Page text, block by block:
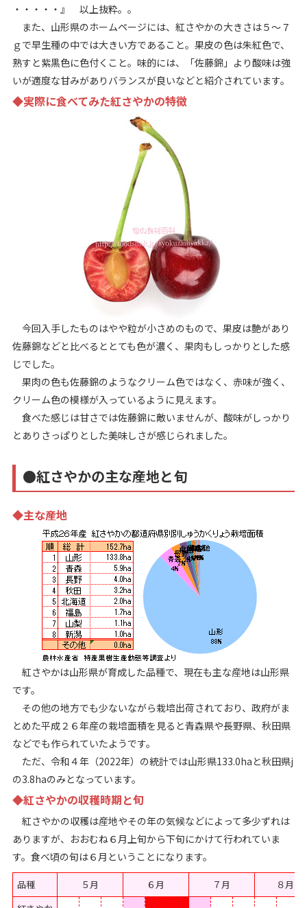
・・・・・』 以上抜粋。。
また、山形県のホームページには、紅さやかの大きさは５～７
ｇで早生種の中では大きい方であること。果皮の色は朱紅色で、
熟すと紫黒色に色付くこと。味的には、「佐藤錦」より酸味は強
いが適度な甘みがありバランスが良いなどと紹介されています。
◆実際に食べてみた紅さやかの特徴
今回入手したものはやや粒が小さめのもので、果皮は艶があり
佐藤錦などと比べるととても色が濃く、果肉もしっかりとした感
じでした。
果肉の色も佐藤錦のようなクリーム色ではなく、赤味が強く、
クリーム色の模様が入っているように見えます。
食べた感じは甘さでは佐藤錦に敵いませんが、酸味がしっかり
とありさっぱりとした美味しさが感じられました。
●紅さやかの主な産地と旬
◆主な産地
紅さやかは山形県が育成した品種で、現在も主な産地は山形県
です。
その他の地方でも少ないながら栽培出荷されており、政府がま
とめた平成２６年産の栽培面積を見ると青森県や長野県、秋田県
などでも作られていたようです。
ただ、令和４年（2022年）の統計では山形県133.0haと秋田県j
の3.8haのみとなっています。
◆紅さやかの収穫時期と旬
紅さやかの収穫は産地やその年の気候などによって多少ずれは
ありますが、おおむね６月上旬から下旬にかけて行われていま
す。食べ頃の旬は６月ということになります。
品種 ５月 ６月 ７月
８月